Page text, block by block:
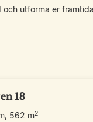
och utforma er
18
562 m2